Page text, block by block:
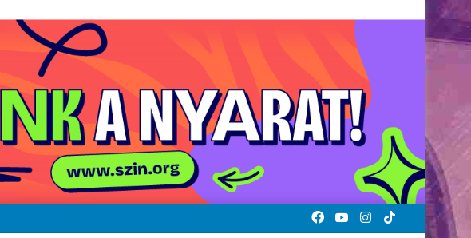
TikTok
Instagram
YouTube
Facebook